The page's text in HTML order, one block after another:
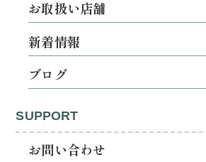
お取扱い店舗
新着情報
ブログ
SUPPORT
お問い合わせ